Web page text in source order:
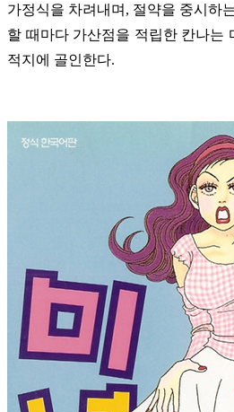
가정식을 차려내며, 절약을 중시하
할 때마다 가산점을 적립한 칸나는
적지에 골인한다.